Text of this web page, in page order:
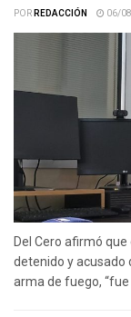
PORREDACCIÓN 06/
Del Cero afirmó
detenido y acusado
arma de fuego, “fue